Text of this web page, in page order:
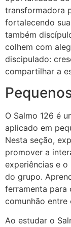
transformadora
fortalecendo
também
colhem com
discipulado:
compartilhar a
O Salmo 126 é
aplicado em
Nesta seção,
promover a
experiências e
do grupo.
ferramenta
comunhão entre
Ao estudar o